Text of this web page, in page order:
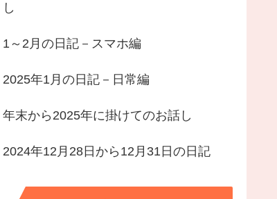
し
1～2月の日記－スマホ編
2025年1月の日記－日常編
年末から2025年に掛けてのお話し
2024年12月28日から12月31日の日記